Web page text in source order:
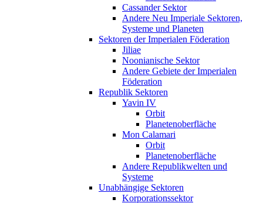
Cassander Sektor
Andere Neu Imperiale Sektoren,
Systeme und Planeten
Sektoren der Imperialen Föderation
Jiliae
Noonianische Sektor
Andere Gebiete der Imperialen
Föderation
Republik Sektoren
Yavin IV
Orbit
Planetenoberfläche
Mon Calamari
Orbit
Planetenoberfläche
Andere Republikwelten und
Systeme
Unabhängige Sektoren
Korporationssektor